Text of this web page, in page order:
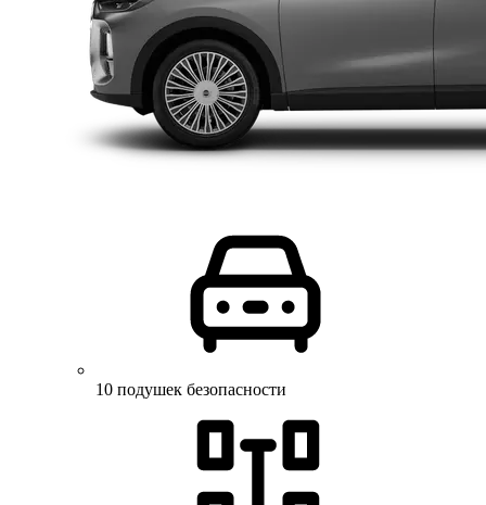
10 подушек безопасности